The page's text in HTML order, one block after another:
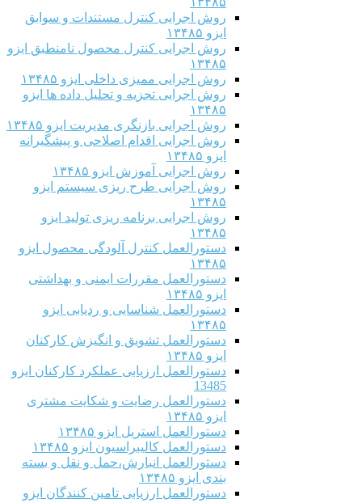
روش اجرایی کنترل مستندات و سوابق
ایزو ۱۳۴۸۵
روش اجرایی کنترل محصول نامنطبق ایزو
۱۳۴۸۵
روش اجرایی ممیزی داخلی ایزو ۱۳۴۸۵
روش اجرایی تجزیه و تحلیل داده ها ایزو
۱۳۴۸۵
روش اجرایی بازنگری مدیریت ایزو ۱۳۴۸۵
روش اجرایی اقدام اصلاحی و پیشگیرانه
ایزو ۱۳۴۸۵
روش اجرایی آموزش ایزو ۱۳۴۸۵
روش اجرایی طرح ریزی سیستم ایزو
۱۳۴۸۵
روش اجرایی برنامه ریزی تولید ایزو
۱۳۴۸۵
دستورالعمل کنترل آلودگی محصول ایزو
۱۳۴۸۵
دستورالعمل مقررات ایمنی و بهداشتی
ایزو ۱۳۴۸۵
دستورالعمل شناسایی و ردیابی ایزو
۱۳۴۸۵
دستورالعمل تشویق و انگیزش کارکنان
ایزو ۱۳۴۸۵
دستورالعمل ارزیابی عملکرد کارکنان ایزو
13485
دستورالعمل رضایت و شکایت مشتری
ایزو ۱۳۴۸۵
دستورالعمل استریل ایزو ۱۳۴۸۵
دستورالعمل کالیبراسیون ایزو ۱۳۴۸۵
دستورالعمل انبارش،حمل و نقل و بسته
بندی ایزو ۱۳۴۸۵
دستورالعمل ارزیابی تامین کنندگان ایزو